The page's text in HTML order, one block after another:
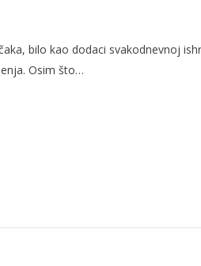
bilo kao dodaci svakodnevnoj
Osim što…